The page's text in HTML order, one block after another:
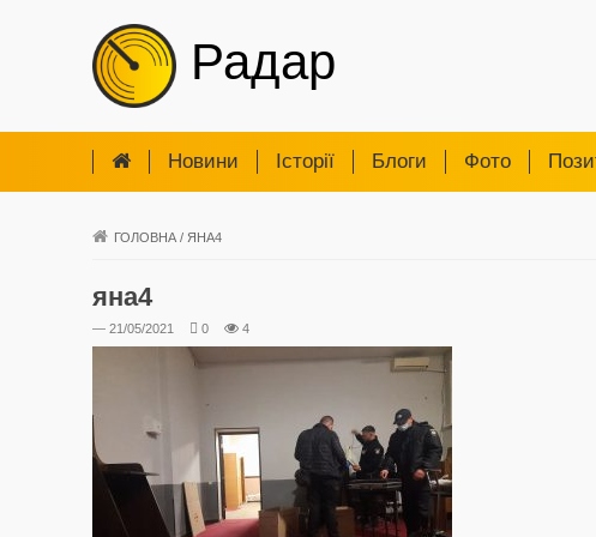
Радар
Новини Iсторії Блоги Фото
ГОЛОВНА / ЯНА4
яна4
— 21/05/2021 0 4